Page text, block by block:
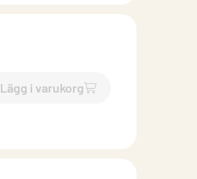
Lägg i varukorg
`$Lägg till